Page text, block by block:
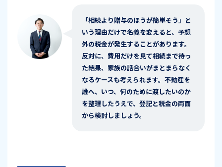
「相続より贈与のほうが簡単そう」と
いう理由だけで名義を変えると、予想
外の税金が発生することがあります。
反対に、費用だけを見て相続まで待っ
た結果、家族の話合いがまとまらなく
なるケースも考えられます。不動産を
誰へ、いつ、何のために渡したいのか
を整理したうえで、登記と税金の両面
から検討しましょう。